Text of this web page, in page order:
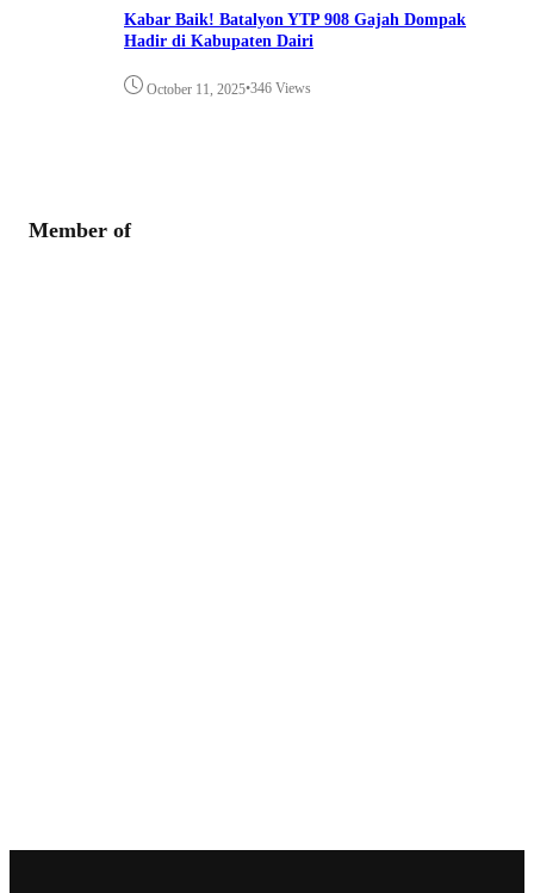
Kabar Baik! Batalyon YTP 908 Gajah Dompak
Hadir di Kabupaten Dairi
October 11, 2025•346 Views
Member of